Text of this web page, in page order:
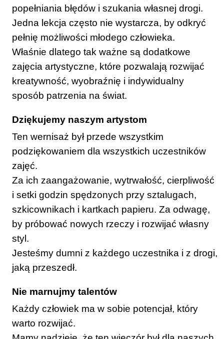
popełniania błędów i szukania własnej drogi.
Jedna lekcja często nie wystarcza, by odkryć
pełnię możliwości młodego człowieka.
Właśnie dlatego tak ważne są dodatkowe
zajęcia artystyczne, które pozwalają rozwijać
kreatywność, wyobraźnię i indywidualny
sposób patrzenia na świat.
Dziękujemy naszym artystom
Ten wernisaż był przede wszystkim
podziękowaniem dla wszystkich uczestników
zajęć.
Za ich zaangażowanie, wytrwałość, cierpliwość
i setki godzin spędzonych przy sztalugach,
szkicownikach i kartkach papieru. Za odwagę,
by próbować nowych rzeczy i rozwijać własny
styl.
Jesteśmy dumni z każdego uczestnika i z drogi,
jaką przeszedł.
Nie marnujmy talentów
Każdy człowiek ma w sobie potencjał, który
warto rozwijać.